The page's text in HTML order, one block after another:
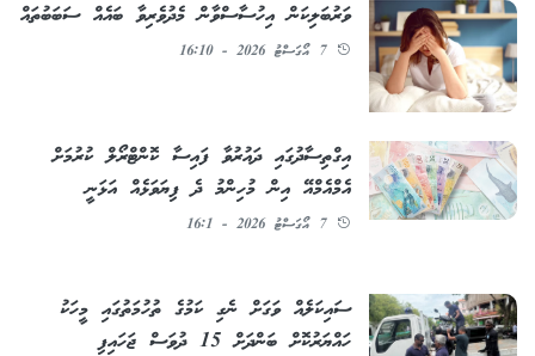
ވަރުބަލިކަން އިހުސާސްވާން މެދުވެރިވާ ބައެއް ސަބަބުތައް
7 އޯގަސްޓު 2026 - 16:10
އިގްތިސާދުގައި ދައުރުވާ ފައިސާ ކޮންޓްރޯލް ކުރުމަށް
އެމްއެމްއޭ އިން މުހިންމު ދެ ފިޔަވަޅެއް އަޅަނީ
7 އޯގަސްޓު 2026 - 16:1
ސައިކަލެއް ވަގަށް ނެގި ކަމުގެ ތުހުމަތުގައި މީހަކު
ހައްޔަރުކޮށް ބަންދަށް 15 ދުވަސް ޖަހައިފި